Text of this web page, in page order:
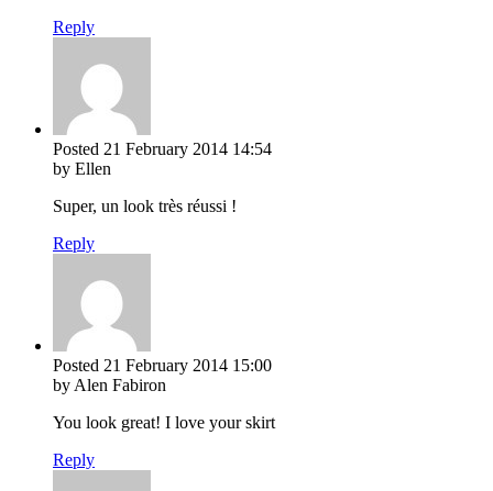
Reply
Posted 21 February 2014 14:54
by Ellen
Super, un look très réussi !
Reply
Posted 21 February 2014 15:00
by Alen Fabiron
You look great! I love your skirt
Reply